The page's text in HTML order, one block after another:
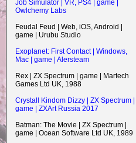
Job Simulator | VR, PS4 | game |
Owlchemy Labs
Feudal Feud | Web, iOS, Android |
game | Urubu Studio
Exoplanet: First Contact | Windows,
Mac | game | Alersteam
Rex | ZX Spectrum | game | Martech
Games Ltd UK, 1988
Crystall Kindom Dizzy | ZX Spectrum |
game | ZXArt Russia 2017
Batman: The Movie | ZX Spectrum |
game | Ocean Software Ltd UK, 1989